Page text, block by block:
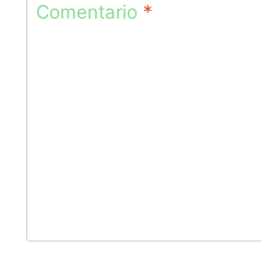
Comentario *